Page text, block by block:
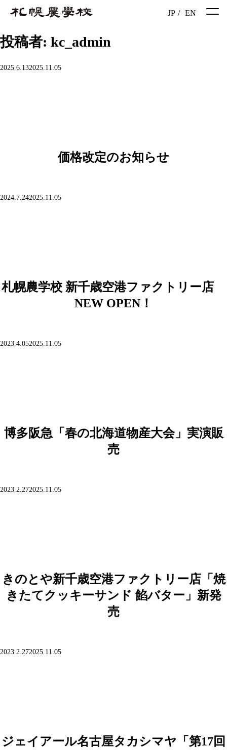
JP / EN
投稿者: kc_admin
投
2025.6.132025.11.05
価格改定のお知らせ
投
2024.7.242025.11.05
札幌農学校 新千歳空港ファクトリー店
NEW OPEN！
投
2023.4.052025.11.05
博多阪急「春の北海道物産大会」実演販
売
投
2023.2.272025.11.05
きのとや新千歳空港ファクトリー店「焼
きたてクッキーサンド 餡バター」新発
売
投
2023.2.272025.11.05
ジェイアール名古屋タカシマヤ「第17回